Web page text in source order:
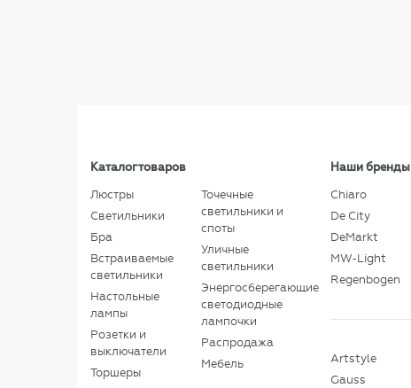
Каталог товаров
Люстры
Светильники
Бра
Встраиваемые
светильники
Настольные
лампы
Розетки и
выключатели
Торшеры
Точечные
светильники и
споты
Уличные
светильники
Энергосберегающие
светодиодные
лампочки
Распродажа
Мебель
Наши бренды
Chiaro
De City
DeMarkt
MW-Light
Regenbogen
Artstyle
Gauss